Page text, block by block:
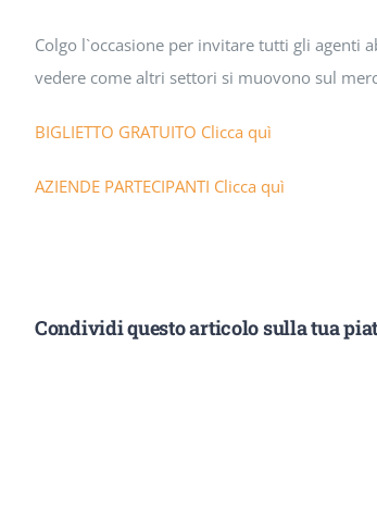
Colgo l`occasione per invitare tutti gli agenti
vedere come altri settori si muovono sul
BIGLIETTO GRATUITO Clicca quì
AZIENDE PARTECIPANTI Clicca quì
Condividi questo articolo sulla tua